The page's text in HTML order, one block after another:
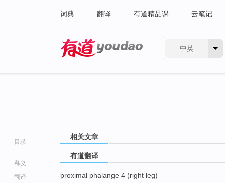
词典 翻译 有道精品课 云笔记
中英
目录
释义
翻译
相关文章
有道翻译
proximal phalange 4 (right leg)